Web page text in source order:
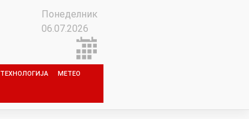
Понеделник
06.07.2026
ТЕХНОЛОГИЈА МЕТЕО